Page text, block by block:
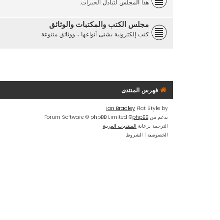
هذا المجلس لتبادل الخبرات.
مجلس الكتب والمكتبات والوثائق
كتب إلكترونية بشتى أنواعها ، ووثائق متنوعة
فهرس المنتدى
Flat Style by
Ian Bradley
بدعم من phpBB
® Forum Software © phpBB Limited
الترجمة برعاية المنتديات العربية
الخصوصية | الشروط